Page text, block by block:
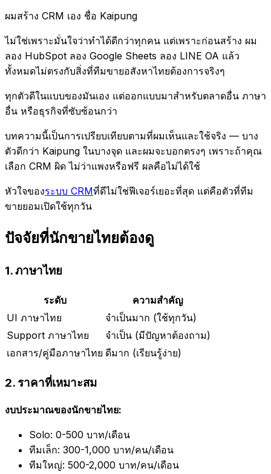
ผมสร้าง CRM เอง ชื่อ Kaipung
ไม่ใช่เพราะมั่นใจว่าทำได้ดีกว่าทุกคน แต่เพราะก่อนสร้าง ผม
ลอง HubSpot ลอง Google Sheets ลอง LINE OA แล้ว
ทั้งหมดไม่ตรงกับสิ่งที่ทีมขายอสังหาไทยต้องการจริงๆ
ทุกตัวดีในแบบของมันเอง แต่ออกแบบมาสำหรับตลาดอื่น ภาษา
อื่น หรือธุรกิจที่ซับซ้อนกว่า
บทความนี้เป็นการเปรียบเทียบตามที่ผมเห็นและใช้จริง — บาง
ตัวดีกว่า Kaipung ในบางจุด และผมจะบอกตรงๆ เพราะถ้าคุณ
เลือก CRM ผิด ไม่ว่าแพงหรือฟรี ผลคือไม่ได้ใช้
หัวใจของระบบ CRMที่ดีไม่ใช่ฟีเจอร์เยอะที่สุด แต่คือตัวที่ทีม
ขายยอมเปิดใช้ทุกวัน
ปัจจัยที่นักขายไทยต้องดู
1. ภาษาไทย
ระดับ
ความสำคัญ
UI ภาษาไทย
จำเป็นมาก (ใช้ทุกวัน)
Support ภาษาไทย
จำเป็น (มีปัญหาต้องถาม)
เอกสาร/คู่มือภาษาไทย ดีมาก (เรียนรู้ง่าย)
2. ราคาที่เหมาะสม
งบประมาณของนักขายไทย:
Solo: 0-500 บาท/เดือน
ทีมเล็ก: 300-1,000 บาท/คน/เดือน
ทีมใหญ่: 500-2,000 บาท/คน/เดือน